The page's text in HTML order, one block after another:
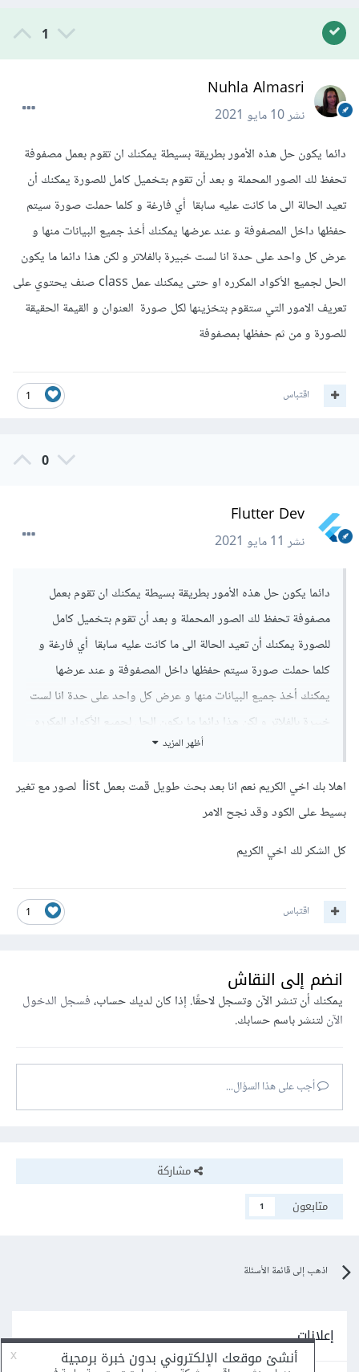
1
Nuhla Almasri
نشر10 مايو 2021
دائما يكون حل هذه الأمور بطريقة بسيطة يمكنك ان تقوم بعمل مصفوفة
تحفظ لك الصور المحملة و بعد أن تقوم بتخميل كامل للصورة يمكنك أن
تعيد الحالة الى ما كانت عليه سابقا أي فارغة و كلما حملت صورة سيتم
حفظها داخل المصفوفة و عند عرضها يمكنك أخذ جميع البيانات منها و
عرض كل واحد على حدة انا لست خبيرة بالفلاتر و لكن هذا دائما ما يكون
الحل لجميع الأكواد المكرره او حتى يمكنك عمل class صنف يحتوي على
تعريف الامور التي ستقوم بتخزينها لكل صورة العنوان و القيمة الحقيقة
للصورة و من ثم حفظها بمصفوفة
1 اقتباس
0
Flutter Dev
نشر11 مايو 2021
دائما يكون حل هذه الأمور بطريقة بسيطة يمكنك ان تقوم بعمل
مصفوفة تحفظ لك الصور المحملة و بعد أن تقوم بتخميل كامل
للصورة يمكنك أن تعيد الحالة الى ما كانت عليه سابقا أي فارغة و
كلما حملت صورة سيتم حفظها داخل المصفوفة و عند عرضها
يمكنك أخذ جميع البيانات منها و عرض كل واحد على حدة انا لست
خبيرة بالفلاتر و لكن هذا دائما ما يكون الحل لجميع الأكواد المكرره
او حتى يمكنك عمل class صنف يحتوي على تعريف الامور التي
ثم حفظها بمصفوفة
أظهر المزيد
اهلا بك اخي الكريم نعم انا بعد بحث طويل قمت بعمل list لصور مع تغير
بسيط على الكود وقد نجح الامر
كل الشكر لك اخي الكريم
1 اقتباس
انضم إلى النقاش
يمكنك أن تنشر الآن وتسجل لاحقًا. إذا كان لديك حساب،فسجل الدخول
الآنلتنشر باسم حسابك.
أجب على هذا السؤال...
مشاركة
متابعون
1
اذهب إلى قائمة الأسئلة
إعلانات